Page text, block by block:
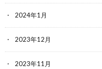
2024年1月
2023年12月
2023年11月